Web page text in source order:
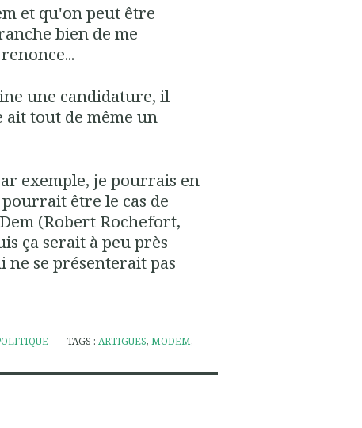
et qu'on peut être
bien de me
une candidature, il
tout de même un
exemple, je pourrais en
être le cas de
(Robert Rochefort,
ça serait à peu près
ne se présenterait pas
TAGS : ARTIGUES, MODEM,